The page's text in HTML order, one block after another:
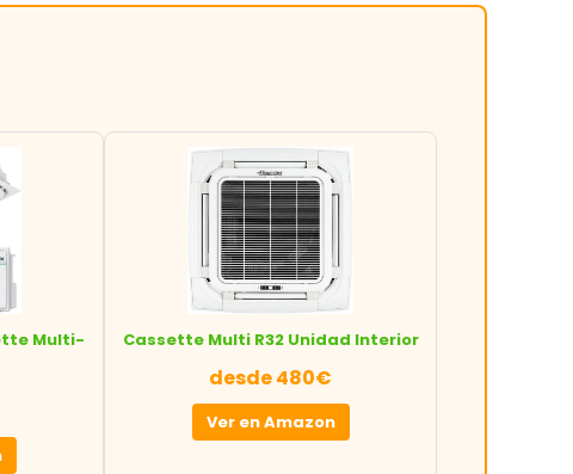
Multi-
Cassette Multi R32 Unidad Interior
desde 480€
Ver en Amazon